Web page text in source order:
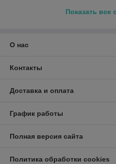
Показать все
О нас
Контакты
Доставка и оплата
График работы
Полная версия сайта
Политика обработки cookies